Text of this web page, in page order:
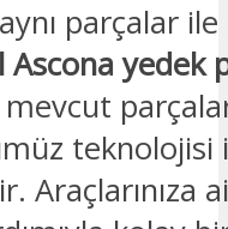
parçalar ile
Ascona yedek
mevcut
teknolojisi
Araçlarınıza